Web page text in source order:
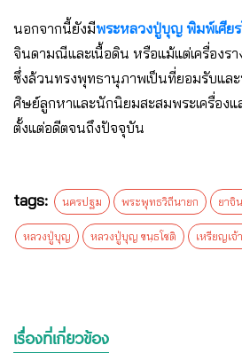
นอกจากนี้ยังมีพระหลวงปู่บุญ พิมพ์เศีย
จินดามณีและเนื้อดิน หรือแม้แต่เครื่องรา
ซึ่งล้วนทรงพุทธานุภาพเป็นที่ยอมรับแล
ศิษย์ลูกหาและนักนิยมสะสมพระเครื่อง
ตั้งแต่อดีตจนถึงปัจจุบัน
tags: นครปฐม พระพุทธวิถีนายก ยาจิ
หลวงปู่บุญ หลวงปู่บุญ ขนฺธโชติ เหรียญเจ้
เรื่องที่เกี่ยวข้อง